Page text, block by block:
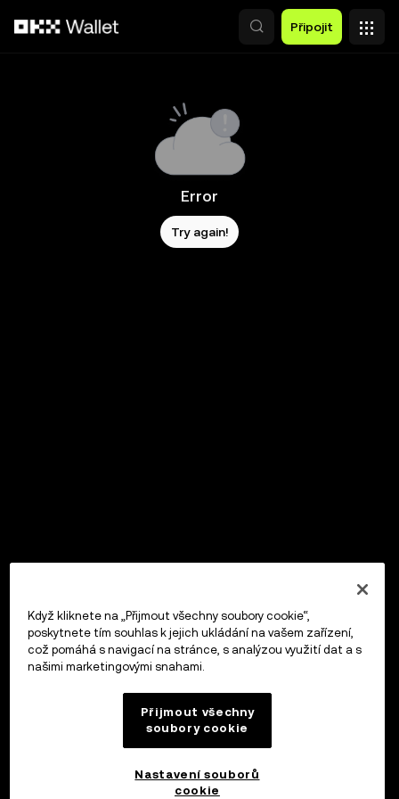
Připojit
Error
Try again!
Když kliknete na „Přijmout všechny soubory cookie“,
poskytnete tím souhlas k jejich ukládání na vašem zařízení,
což pomáhá s navigací na stránce, s analýzou využití dat a s
našimi marketingovými snahami.
Přijmout všechny
soubory cookie
Nastavení souborů
cookie